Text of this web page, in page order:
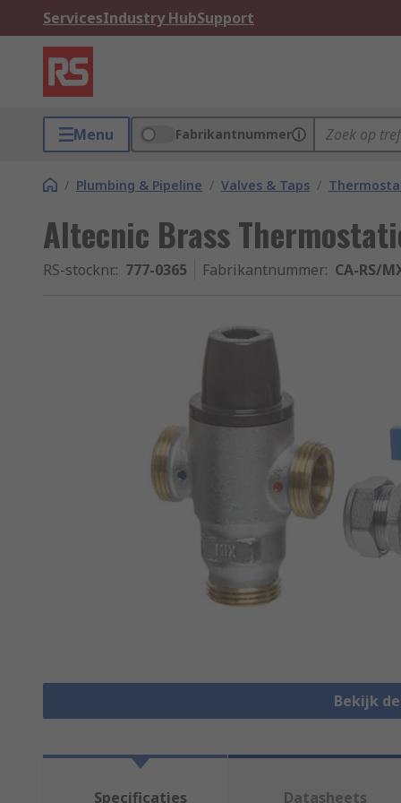
ServicesIndustry HubSupport
Menu Fabrikantnummer
/ Plumbing & Pipeline / Valves & Taps /
Altecnic Brass
RS-stocknr.: 777-0365 Fabrikantnummer: CA-RS/
Bekijk
Specificaties Datasheets